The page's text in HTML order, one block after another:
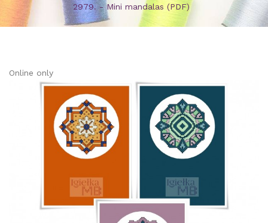
2979. - Mini mandalas (PDF)
Online only